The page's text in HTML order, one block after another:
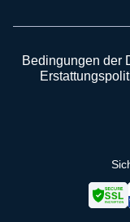
Bedingungen der